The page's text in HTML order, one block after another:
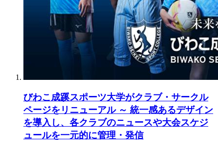
びわこ成蹊スポーツ大学がクラブ・サークル
ページをリニューアル ～ 統一感あるデザイン
を導入し、各クラブのニュースや大会スケジ
ュールを一元的に管理・発信